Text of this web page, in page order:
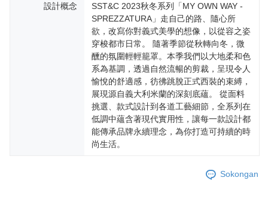
設計概念
SST&C 2023秋冬系列「MY OWN WAY -
SPREZZATURA」走自己的路、隨心所
欲，改寫你對義式美學的想像，以從容之姿
穿梭都市日常。 隨著季節從秋轉向冬，微
醺的氛圍輕輕籠罩。本季我們以大地柔和色
系為基調，透過自然流暢的剪裁，呈現令人
愉悅的舒適感，彷彿跳脫正式西裝的束縛，
展現源自義大利米蘭的深刻底蘊。 從面料
挑選、款式設計到各道工藝細節，全系列在
低調中蘊含著現代實用性，讓每一款設計都
能傳承品牌永續理念，為你打造可持續的時
尚生活。
Sokongan